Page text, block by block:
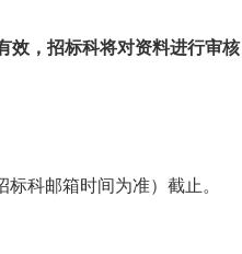
，招标科将对资料进行审
标科邮箱时间为准）截止。